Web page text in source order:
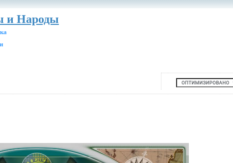
и Народы